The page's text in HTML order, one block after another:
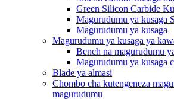
Green Silicon Carbide
Magurudumu ya kusaga
Magurudumu ya kusaga
Magurudumu ya kusaga ya
Bench na magurudumu
Magurudumu ya kusaga
Blade ya almasi
Chombo cha kutengeneza
magurudumu